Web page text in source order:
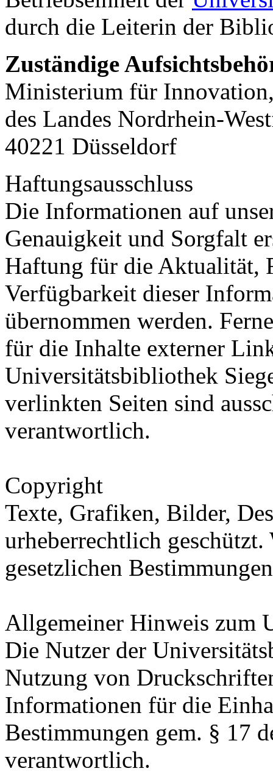
durch die Leiterin der
Zuständige
Ministerium für
des Landes Nordrhein-
40221 Düsseldorf
Haftungsausschluss
Die Informationen auf
Genauigkeit und Sorgfalt
Haftung für die Aktualität,
Verfügbarkeit dieser
übernommen werden.
für die Inhalte externer
Universitätsbibliothek
verlinkten Seiten sind
verantwortlich.
Copyright
Texte, Grafiken, Bilder,
urheberrechtlich
gesetzlichen
Allgemeiner Hinweis zum
Die Nutzer der
Nutzung von
Informationen für die
Bestimmungen gem. § 17
verantwortlich.